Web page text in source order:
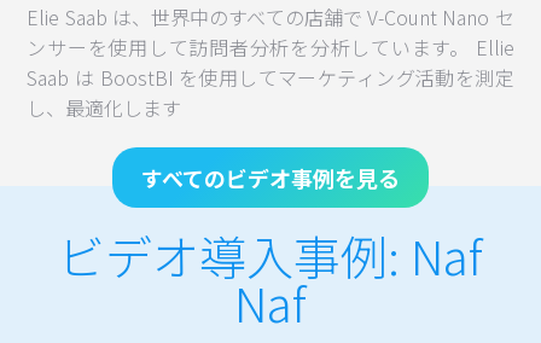
Elie Saab は、世界中のすべての店舗で V-Count Nano セ
ンサーを使用して訪問者分析を分析しています。 Ellie
Saab は BoostBI を使用してマーケティング活動を測定
し、最適化します
すべてのビデオ事例を見る
ビデオ導入事例: Naf
Naf